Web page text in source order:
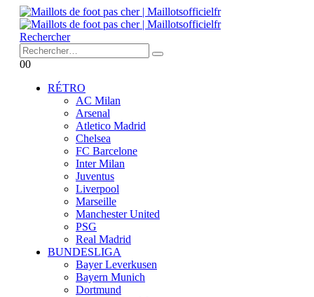
Rechercher
00
RÉTRO
AC Milan
Arsenal
Atletico Madrid
Chelsea
FC Barcelone
Inter Milan
Juventus
Liverpool
Marseille
Manchester United
PSG
Real Madrid
BUNDESLIGA
Bayer Leverkusen
Bayern Munich
Dortmund